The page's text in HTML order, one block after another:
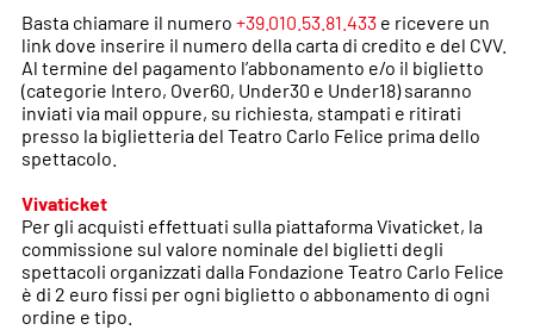
Basta chiamare il numero +39.010.53.81.433e ricevere un
link dove inserire il numero della carta di credito e del CVV.
Al termine del pagamento l’abbonamento e/o il biglietto
(categorie Intero, Over60, Under30 e Under18) saranno
inviati via mail oppure, su richiesta, stampati e ritirati
presso la biglietteria del Teatro Carlo Felice prima dello
spettacolo.
Vivaticket
Per gli acquisti effettuati sulla piattaforma Vivaticket, la
commissione sul valore nominale del biglietti degli
spettacoli organizzati dalla Fondazione Teatro Carlo Felice
è di 2 euro fissi per ogni biglietto o abbonamento di ogni
ordine e tipo.